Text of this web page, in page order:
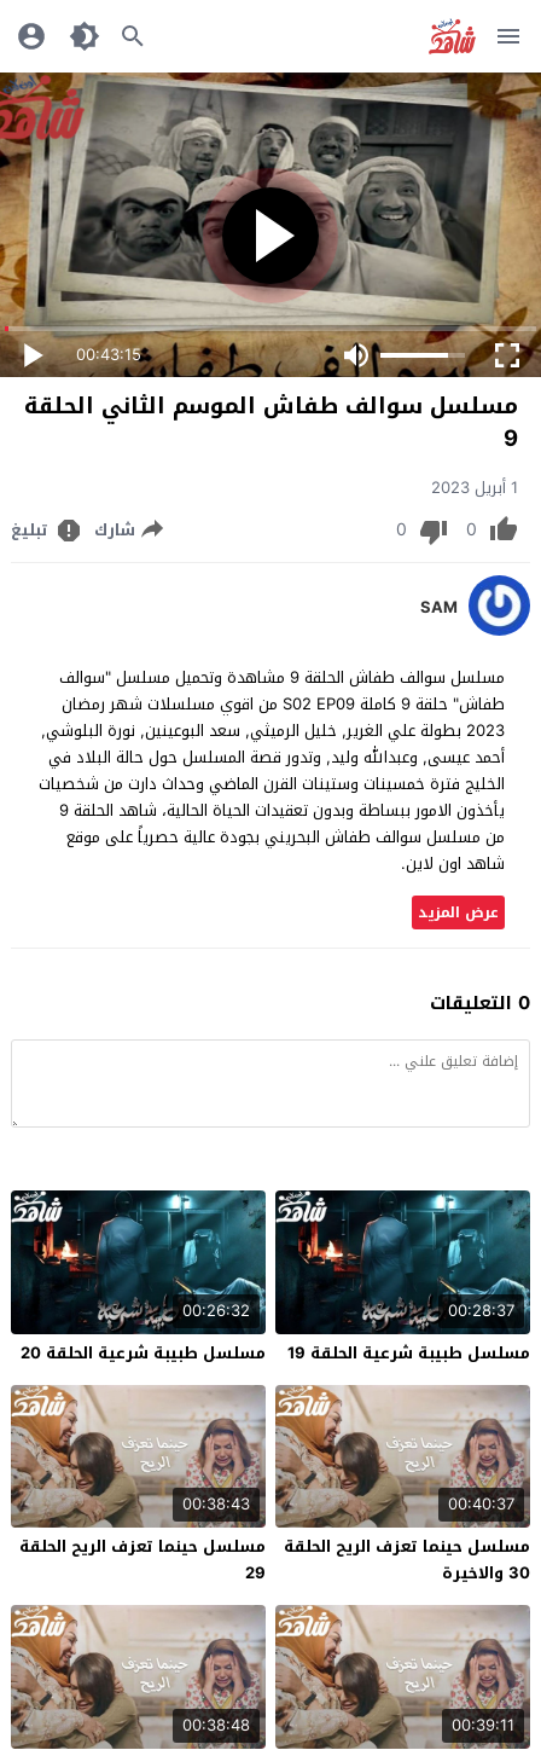
00:43:15
مسلسل سوالف طفاش الموسم الثاني الحلقة
9
1 أبريل 2023
0
0 شارك تبليغ
SAM
مسلسل سوالف طفاش الحلقة 9 مشاهدة وتحميل مسلسل "سوالف
طفاش" حلقة 9 كاملة S02 EP09 من اقوي مسلسلات شهر رمضان
2023 بطولة علي الغرير, خليل الرميثي, سعد البوعينين, نورة البلوشي,
أحمد عيسى, وعبدالله وليد, وتدور قصة المسلسل حول حالة البلاد في
الخليج فترة خمسينات وستينات القرن الماضي وحداث دارت من شخصيات
يأخذون الامور ببساطة وبدون تعقيدات الحياة الحالية، شاهد الحلقة 9
من مسلسل سوالف طفاش البحريني بجودة عالية حصرياً على موقع
شاهد اون لاين.
عرض المزيد
0 التعليقات
00:28:37
مسلسل طبيبة شرعية الحلقة 19
00:26:32
مسلسل طبيبة شرعية الحلقة 20
00:40:37
مسلسل حينما تعزف الريح الحلقة
30 والاخيرة
00:38:43
مسلسل حينما تعزف الريح الحلقة
29
00:39:11
00:38:48